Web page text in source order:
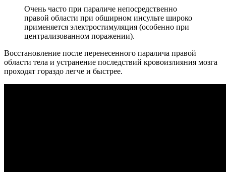
Очень часто при параличе непосредственно
правой области при обширном инсульте широко
применяется электростимуляция (особенно при
централизованном поражении).
Восстановление после перенесенного паралича правой
области тела и устранение последствий кровоизлияния мозга
проходят гораздо легче и быстрее.